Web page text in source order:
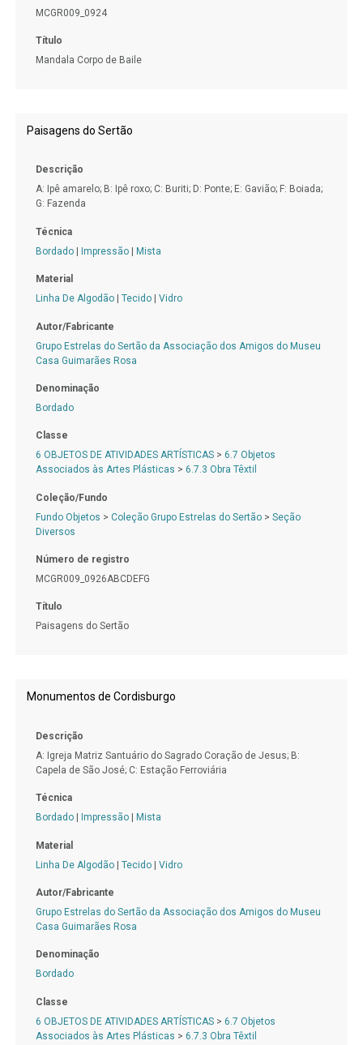
MCGR009_0924
Título
Mandala Corpo de Baile
Paisagens do Sertão
Descrição
A: Ipê amarelo; B: Ipê roxo; C: Buriti; D: Ponte; E: Gavião; F: Boiada;
G: Fazenda
Técnica
Bordado| Impressão| Mista
Material
Linha De Algodão| Tecido| Vidro
Autor/Fabricante
Grupo Estrelas do Sertão da Associação dos Amigos do Museu
Casa Guimarães Rosa
Denominação
Bordado
Classe
6 OBJETOS DE ATIVIDADES ARTÍSTICAS> 6.7 Objetos
Associados às Artes Plásticas > 6.7.3 Obra Têxtil
Coleção/Fundo
Fundo Objetos > Coleção Grupo Estrelas do Sertão> Seção
Diversos
Número de registro
MCGR009_0926ABCDEFG
Título
Paisagens do Sertão
Monumentos de Cordisburgo
Descrição
A: Igreja Matriz Santuário do Sagrado Coração de Jesus; B:
Capela de São José; C: Estação Ferroviária
Técnica
Bordado| Impressão| Mista
Material
Linha De Algodão| Tecido| Vidro
Autor/Fabricante
Grupo Estrelas do Sertão da Associação dos Amigos do Museu
Casa Guimarães Rosa
Denominação
Bordado
Classe
6 OBJETOS DE ATIVIDADES ARTÍSTICAS> 6.7 Objetos
Associados às Artes Plásticas > 6.7.3 Obra Têxtil